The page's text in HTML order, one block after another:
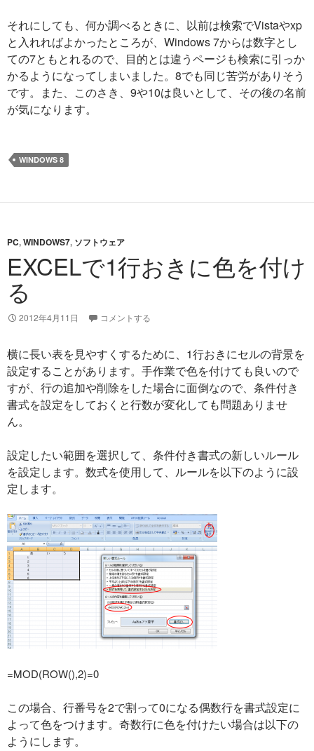
それにしても、何か調べるときに、以前は検索でVistaやxp
と入れればよかったところが、Windows 7からは数字とし
ての7ともとれるので、目的とは違うページも検索に引っか
かるようになってしまいました。8でも同じ苦労がありそう
です。また、このさき、9や10は良いとして、その後の名前
が気になります。
WINDOWS 8
PC,WINDOWS7, ソフトウェア
EXCELで1行おきに色を付け
る
2012年4月11日 コメントする
横に長い表を見やすくするために、1行おきにセルの背景を
設定することがあります。手作業で色を付けても良いので
すが、行の追加や削除をした場合に面倒なので、条件付き
書式を設定をしておくと行数が変化しても問題ありませ
ん。
設定したい範囲を選択して、条件付き書式の新しいルール
を設定します。数式を使用して、ルールを以下のように設
定します。
=MOD(ROW(),2)=0
この場合、行番号を2で割って0になる偶数行を書式設定に
よって色をつけます。奇数行に色を付けたい場合は以下の
ようにします。